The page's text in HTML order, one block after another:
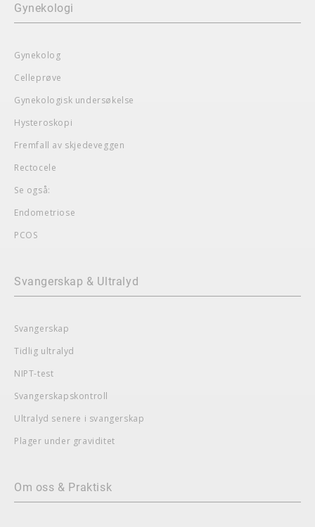
Gynekologi
Gynekolog
Celleprøve
Gynekologisk undersøkelse
Hysteroskopi
Fremfall av skjedeveggen
Rectocele
Se også:
Endometriose
PCOS
Svangerskap & Ultralyd
Svangerskap
Tidlig ultralyd
NIPT-test
Svangerskapskontroll
Ultralyd senere i svangerskap
Plager under graviditet
Om oss & Praktisk